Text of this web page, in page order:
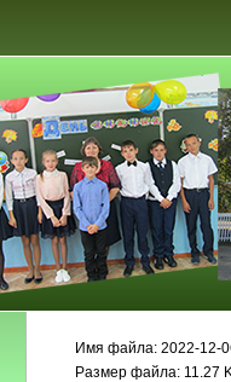
Имя файла: 2022-12-
Размер файла: 11.27